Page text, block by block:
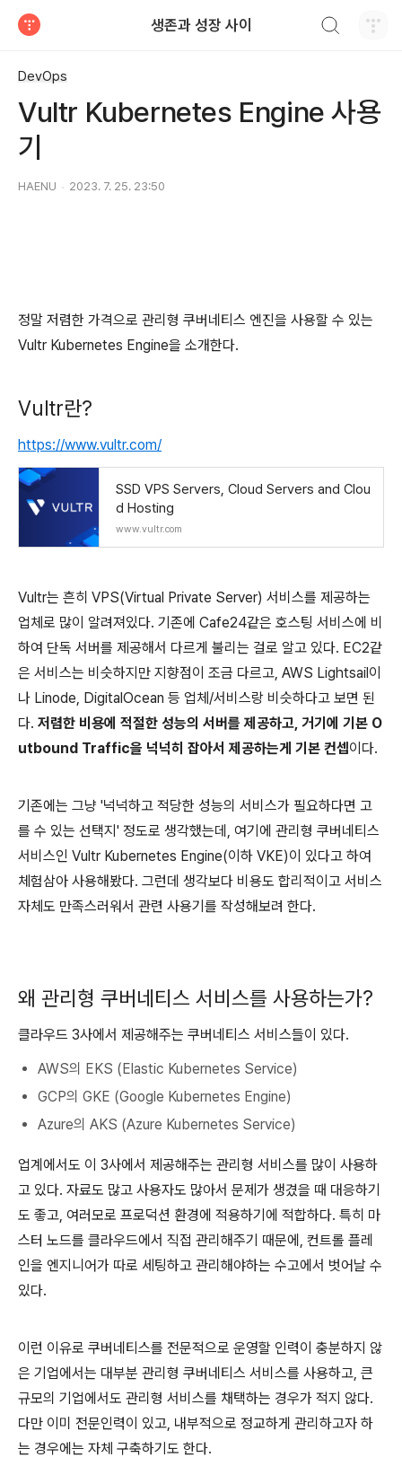
생존과 성장 사이
DevOps
Vultr Kubernetes Engine 사용
기
HAENU 2023. 7. 25. 23:50
정말 저렴한 가격으로 관리형 쿠버네티스 엔진을 사용할 수 있는
Vultr Kubernetes Engine을 소개한다.
Vultr란?
https://www.vultr.com/
SSD VPS Servers, Cloud Servers and Clou
d Hosting
www.vultr.com
Vultr는 흔히 VPS(Virtual Private Server) 서비스를 제공하는
업체로 많이 알려져있다. 기존에 Cafe24같은 호스팅 서비스에 비
하여 단독 서버를 제공해서 다르게 불리는 걸로 알고 있다. EC2같
은 서비스는 비슷하지만 지향점이 조금 다르고, AWS Lightsail이
나 Linode, DigitalOcean 등 업체/서비스랑 비슷하다고 보면 된
다. 저렴한 비용에 적절한 성능의 서버를 제공하고, 거기에 기본 O
utbound Traffic을 넉넉히 잡아서 제공하는게 기본 컨셉이다.
기존에는 그냥 '넉넉하고 적당한 성능의 서비스가 필요하다면 고
를 수 있는 선택지' 정도로 생각했는데, 여기에 관리형 쿠버네티스
서비스인 Vultr Kubernetes Engine(이하 VKE)이 있다고 하여
체험삼아 사용해봤다. 그런데 생각보다 비용도 합리적이고 서비스
자체도 만족스러워서 관련 사용기를 작성해보려 한다.
왜 관리형 쿠버네티스 서비스를 사용하는가?
클라우드 3사에서 제공해주는 쿠버네티스 서비스들이 있다.
AWS의 EKS (Elastic Kubernetes Service)
GCP의 GKE (Google Kubernetes Engine)
Azure의 AKS (Azure Kubernetes Service)
업계에서도 이 3사에서 제공해주는 관리형 서비스를 많이 사용하
고 있다. 자료도 많고 사용자도 많아서 문제가 생겼을 때 대응하기
도 좋고, 여러모로 프로덕션 환경에 적용하기에 적합하다. 특히 마
스터 노드를 클라우드에서 직접 관리해주기 때문에, 컨트롤 플레
인을 엔지니어가 따로 세팅하고 관리해야하는 수고에서 벗어날 수
있다.
이런 이유로 쿠버네티스를 전문적으로 운영할 인력이 충분하지 않
은 기업에서는 대부분 관리형 쿠버네티스 서비스를 사용하고, 큰
규모의 기업에서도 관리형 서비스를 채택하는 경우가 적지 않다.
다만 이미 전문인력이 있고, 내부적으로 정교하게 관리하고자 하
는 경우에는 자체 구축하기도 한다.